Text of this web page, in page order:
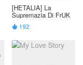
[HETALIA] La
Supremazia Di FrUK
 192